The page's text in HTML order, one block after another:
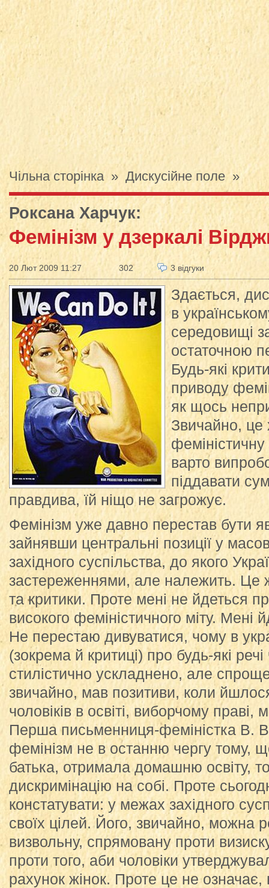
Чільна сторінка» Дискусійне поле »
Роксана Харчук:
Фемінізм у дзеркалі
20 Лют 2009 11:27 302 3 відгуки
Здається,
в
середовищі
остаточною
Будь-які
приводу
як щось
Звичайно, це
феміністичну
варто
піддавати
правдива, їй ніщо не загрожує.
Фемінізм уже давно перестав бути
зайнявши центральні позиції у
західного суспільства, до якого
застереженнями, але належить. Це ж
та критики. Проте мені не йдеться
високого феміністичного міту. Мені
Не перестаю дивуватися, чому в
(зокрема й критиці) про будь-які
стилістично ускладнено, але
звичайно, мав позитиви, коли
чоловіків в освіті, виборчому
Перша письменниця-феміністка В.
фемінізм не в останню чергу тому,
батька, отримала домашню освіту,
дискримінацію на собі. Проте
констатувати: у межах західного
своїх цілей. Його, звичайно, можна
визвольну, спрямовану проти
проти того, аби чоловіки
рахунок жінок. Проте це не означає,